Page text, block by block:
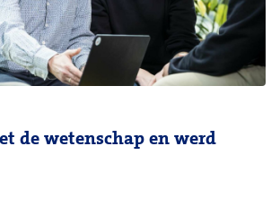
de wetenschap en werd